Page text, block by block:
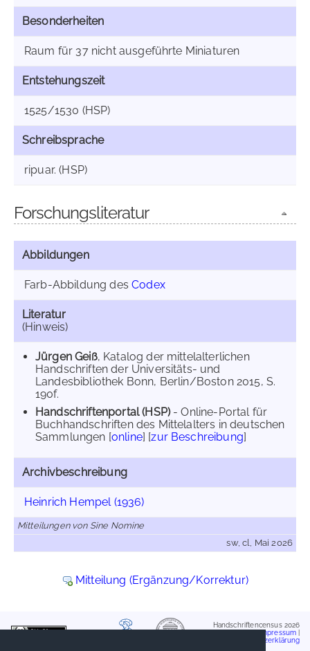
Besonderheiten
Raum für 37 nicht ausgeführte Miniaturen
Entstehungszeit
1525/1530 (HSP)
Schreibsprache
ripuar. (HSP)
Forschungsliteratur
Abbildungen
Farb-Abbildung desCodex
Literatur
(Hinweis)
Jürgen Geiß, Katalog der mittelalterlichen
Handschriften der Universitäts- und
Landesbibliothek Bonn, Berlin/Boston 2015, S.
190f.
Handschriftenportal (HSP)- Online-Portal für
Buchhandschriften des Mittelalters in deutschen
Sammlungen [online] [zur Beschreibung]
Archivbeschreibung
Heinrich Hempel (1936)
Mitteilungen von Sine Nomine
sw, cl, Mai 2026
Mitteilung (Ergänzung/Korrektur)
Handschriftencensus 2026
Impressum
Datenschutzerklärung